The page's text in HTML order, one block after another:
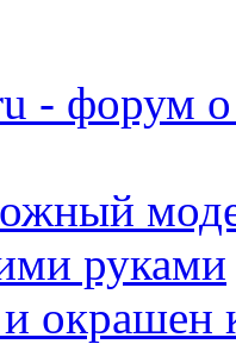
- форум
руками
окрашен